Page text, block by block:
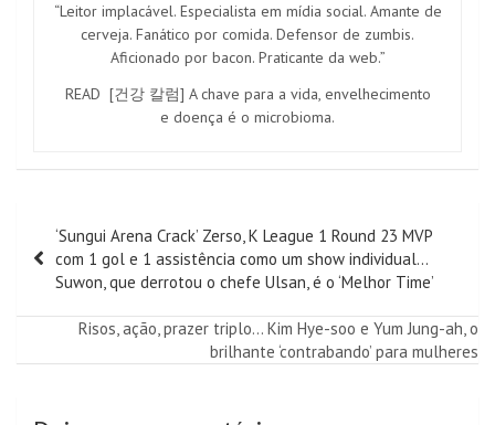
“Leitor implacável. Especialista em mídia social. Amante de
cerveja. Fanático por comida. Defensor de zumbis.
Aficionado por bacon. Praticante da web.”
READ [건강 칼럼] A chave para a vida, envelhecimento
e doença é o microbioma.
de
artigos
‘Sungui Arena Crack’ Zerso, K League 1 Round 23 MVP
com 1 gol e 1 assistência como um show individual…
Suwon, que derrotou o chefe Ulsan, é o ‘Melhor Time’
Risos, ação, prazer triplo… Kim Hye-soo e Yum Jung-ah, o
brilhante ‘contrabando’ para mulheres